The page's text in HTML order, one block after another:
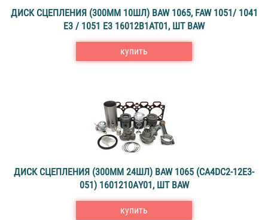
ДИСК СЦЕПЛЕНИЯ (300MM 10ШЛ) BAW 1065, FAW 1051/ 1041
E3 / 1051 E3 16012В1АТ01, ШТ BAW
купить
ДИСК СЦЕПЛЕНИЯ (300MM 24ШЛ) BAW 1065 (CA4DC2-12E3-
051) 1601210АY01, ШТ BAW
купить